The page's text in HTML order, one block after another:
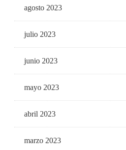
agosto 2023
julio 2023
junio 2023
mayo 2023
abril 2023
marzo 2023